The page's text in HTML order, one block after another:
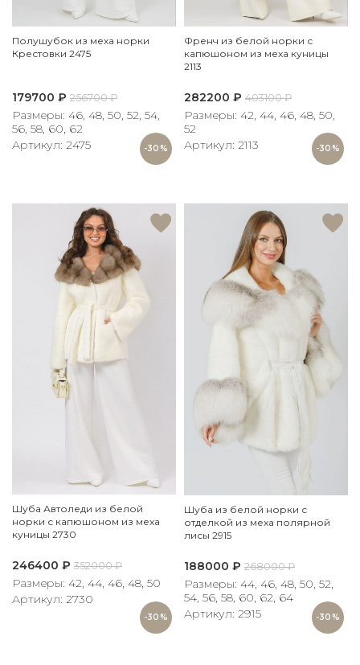
-30%
Полушубок из меха норки
Крестовки 2475
179700 ₽ 256700₽
Размеры: 46, 48, 50, 52, 54,
56, 58, 60, 62
Артикул: 2475
-30%
Френч из белой норки с
капюшоном из меха куницы
2113
282200 ₽ 403100₽
Размеры: 42, 44, 46, 48, 50,
52
Артикул: 2113
-30%
Шуба Автоледи из белой
норки с капюшоном из меха
куницы 2730
246400 ₽ 352000₽
Размеры: 42, 44, 46, 48, 50
Артикул: 2730
-30%
Шуба из белой норки с
отделкой из меха полярной
лисы 2915
188000 ₽ 268000₽
Размеры: 44, 46, 48, 50, 52,
54, 56, 58, 60, 62, 64
Артикул: 2915